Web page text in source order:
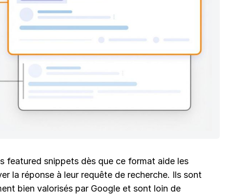
featured snippets dès que ce format aide les
la réponse à leur requête de recherche. Ils sont
bien valorisés par Google et sont loin de